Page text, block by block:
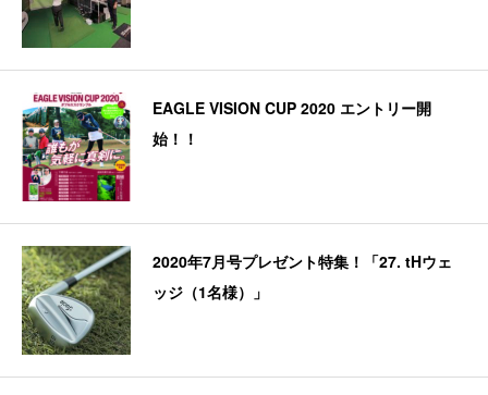
EAGLE VISION CUP 2020 エントリー開
始！！
2020年7月号プレゼント特集！「27. tHウェ
ッジ（1名様）」